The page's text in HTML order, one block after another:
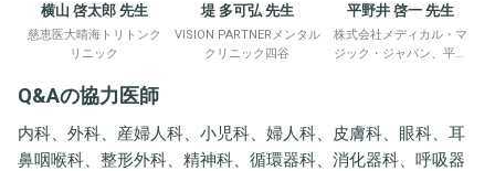
横山 啓太郎 先生
慈恵医大晴海トリトンク
リニック
堤 多可弘 先生
VISION PARTNERメンタル
クリニック四谷
平野井 啓一 先生
株式会社メディカル・マ
ジック・ジャパン、平野
Q&Aの協力医師
内科、外科、産婦人科、小児科、婦人科、皮膚科、眼科、耳
鼻咽喉科、整形外科、精神科、循環器科、消化器科、呼吸器